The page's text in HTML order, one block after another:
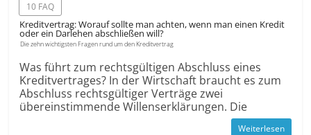
10 FAQ
Kreditvertrag: Worauf sollte man achten, wenn man einen Kredit
oder ein Darlehen abschließen will?
Die zehn wichtigsten Fragen rund um den Kreditvertrag
Was führt zum rechtsgültigen Abschluss eines
Kreditvertrages? In der Wirtschaft braucht es zum
Abschluss rechtsgültiger Verträge zwei
übereinstimmende Willenserklärungen. Die
Weiterlesen